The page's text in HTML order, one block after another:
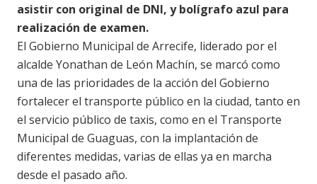
asistir con original de DNI, y bolígrafo azul para
realización de examen.
El Gobierno Municipal de Arrecife, liderado por el
alcalde Yonathan de León Machín, se marcó como
una de las prioridades de la acción del Gobierno
fortalecer el transporte público en la ciudad, tanto en
el servicio público de taxis, como en el Transporte
Municipal de Guaguas, con la implantación de
diferentes medidas, varias de ellas ya en marcha
desde el pasado año.